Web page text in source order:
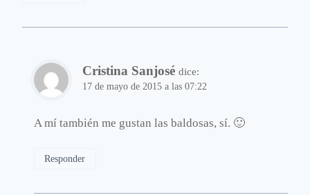
Cristina Sanjosé dice:
17 de mayo de 2015 a las 07:22
A mí también me gustan las baldosas, sí. 🙂
Responder